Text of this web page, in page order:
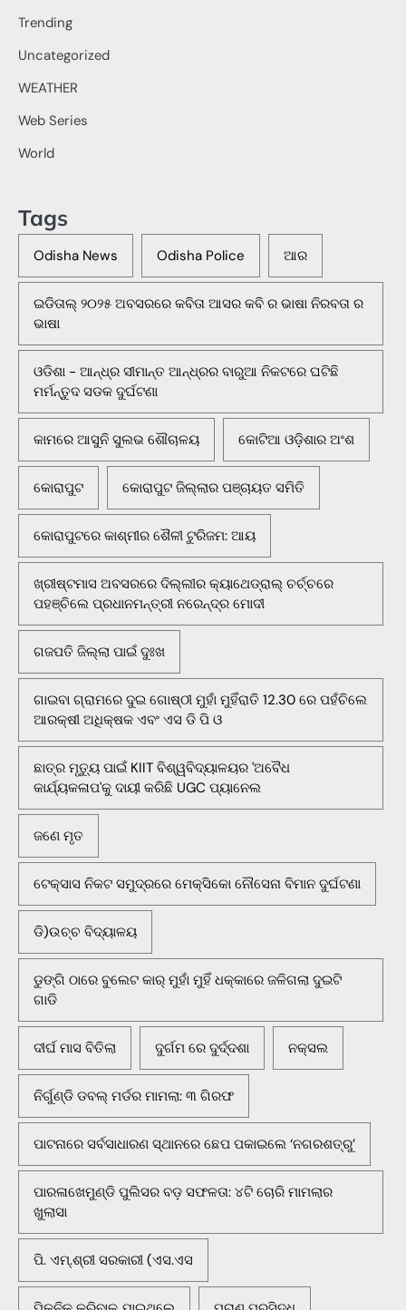
Trending
Uncategorized
WEATHER
Web Series
World
Tags
Odisha News Odisha Police ଆର
ଇଡିତାଲ୍ ୨୦୨୫ ଅବସରରେ କବିତା ଆସର କବି ର ଭାଷା ନିରବତା ର
ଭାଷା
ଓଡିଶା - ଆନ୍ଧ୍ର ସୀମାନ୍ତ ଆନ୍ଧ୍ରର ବାରୁଆ ନିକଟରେ ଘଟିଛି
ମର୍ମନ୍ତୁଦ ସଡକ ଦୁର୍ଘଟଣା
କାମରେ ଆସୁନି ସୁଲଭ ଶୌଚାଳୟ କୋଟିଆ ଓଡ଼ିଶାର ଅଂଶ
କୋରାପୁଟ କୋରାପୁଟ ଜିଲ୍ଲାର ପଞ୍ଚାୟତ ସମିତି
କୋରାପୁଟରେ କାଶ୍ମୀର ଶୈଳୀ ଟୁରିଜମ: ଆୟ
ଖ୍ରୀଷ୍ଟମାସ ଅବସରରେ ଦିଲ୍ଲୀର କ୍ୟାଥେଡ୍ରାଲ୍ ଚର୍ଚ୍ଚରେ
ପହଞ୍ଚିଲେ ପ୍ରଧାନମନ୍ତ୍ରୀ ନରେନ୍ଦ୍ର ମୋଦୀ
ଗଜପତି ଜିଲ୍ଲା ପାଇଁ ଦୁଃଖ
ଗାଇବା ଗ୍ରାମରେ ଦୁଇ ଗୋଷ୍ଠୀ ମୁହାଁ ମୁହିଁରାତି 12.30 ରେ ପହଁଚିଲେ
ଆରକ୍ଷୀ ଅଧିକ୍ଷକ ଏବଂ ଏସ ଡି ପି ଓ
ଛାତ୍ର ମୃତ୍ୟୁ ପାଇଁ KIIT ବିଶ୍ୱବିଦ୍ୟାଳୟର 'ଅବୈଧ
କାର୍ଯ୍ୟକଳାପ'କୁ ଦାୟୀ କରିଛି UGC ପ୍ୟାନେଲ
ଜଣେ ମୃତ
ଟେକ୍ସାସ ନିକଟ ସମୁଦ୍ରରେ ମେକ୍ସିକୋ ନୌସେନା ବିମାନ ଦୁର୍ଘଟଣା
ଡି)ଉଚ୍ଚ ବିଦ୍ୟାଳୟ
ଡୁଙ୍ଗି ଠାରେ ବୁଲେଟ କାର୍ ମୁହାଁ ମୁହିଁ ଧକ୍କାରେ ଜଳିଗଲା ଦୁଇଟି
ଗାଡି
ଦୀର୍ଘ ମାସ ବିତିଲା ଦୁର୍ଗମ ରେ ଦୁର୍ଦ୍ଦଶା ନକ୍ସଲ
ନିର୍ଗୁଣ୍ଡି ଡବଲ୍ ମର୍ଡର ମାମଲା: ୩ ଗିରଫ
ପାଟନାରେ ସର୍ବସାଧାରଣ ସ୍ଥାନରେ ଛେପ ପକାଇଲେ ‘ନଗରଶତ୍ରୁ’
ପାରଳାଖେମୁଣ୍ଡି ପୁଲିସର ବଡ଼ ସଫଳତା: ୪ଟି ଚୋରି ମାମଲାର
ଖୁଲାସା
ପି. ଏମ୍.ଶ୍ରୀ ସରକାରୀ (ଏସ.ଏସ